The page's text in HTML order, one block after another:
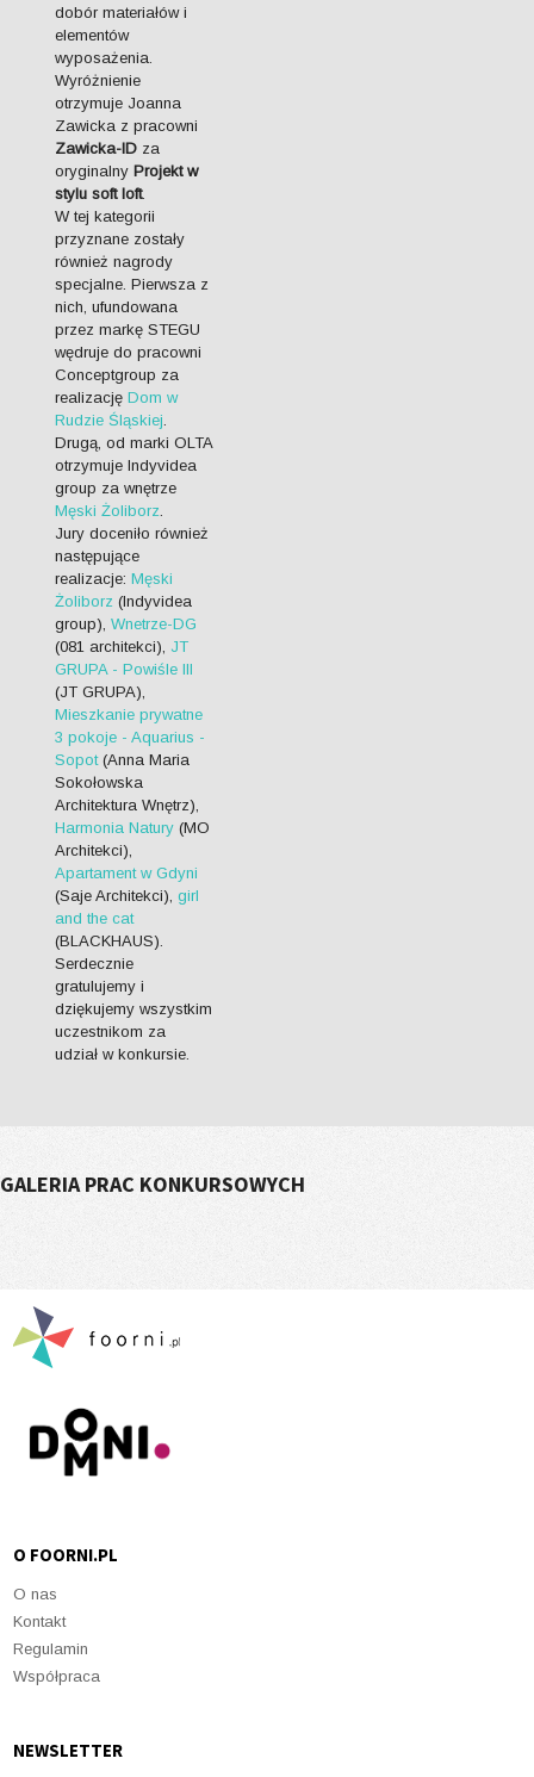
dobór materiałów i
elementów
wyposażenia.
Wyróżnienie
otrzymuje Joanna
Zawicka z pracowni
Zawicka-ID za
oryginalny Projekt w
stylu soft loft.
W tej kategorii
przyznane zostały
również nagrody
specjalne. Pierwsza z
nich, ufundowana
przez markę STEGU
wędruje do pracowni
Conceptgroup za
realizację Dom w
Rudzie Śląskiej.
Drugą, od marki OLTA
otrzymuje Indyvidea
group za wnętrze
Męski Żoliborz.
Jury doceniło również
następujące
realizacje: Męski
Żoliborz (Indyvidea
group), Wnetrze-DG
(081 architekci), JT
GRUPA - Powiśle III
(JT GRUPA),
Mieszkanie prywatne
3 pokoje - Aquarius -
Sopot(Anna Maria
Sokołowska
Architektura Wnętrz),
Harmonia Natury (MO
Architekci),
Apartament w Gdyni
(Saje Architekci), girl
and the cat
(BLACKHAUS).
Serdecznie
gratulujemy i
dziękujemy wszystkim
uczestnikom za
udział w konkursie.
GALERIA PRAC KONKURSOWYCH
O FOORNI.PL
O nas
Kontakt
Regulamin
Współpraca
NEWSLETTER